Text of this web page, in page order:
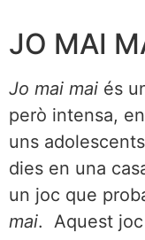
JO MAI
Jo mai mai és
però intensa,
uns
dies en una
un joc que
mai. Aquest joc